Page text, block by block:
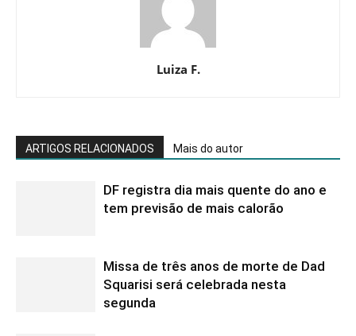
Luiza F.
ARTIGOS RELACIONADOS Mais do autor
DF registra dia mais quente do ano e
tem previsão de mais calorão
Missa de três anos de morte de Dad
Squarisi será celebrada nesta
segunda